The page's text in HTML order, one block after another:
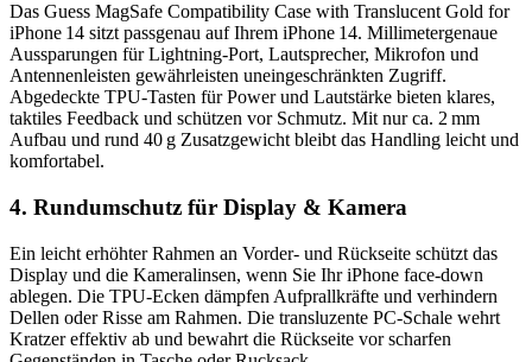
Das Guess MagSafe Compatibility Case with Translucent Gold for
iPhone 14 sitzt passgenau auf Ihrem iPhone 14. Millimetergenaue
Aussparungen für Lightning‑Port, Lautsprecher, Mikrofon und
Antennenleisten gewährleisten uneingeschränkten Zugriff.
Abgedeckte TPU‑Tasten für Power und Lautstärke bieten klares,
taktiles Feedback und schützen vor Schmutz. Mit nur ca. 2 mm
Aufbau und rund 40 g Zusatzgewicht bleibt das Handling leicht und
komfortabel.
4. Rundumschutz für Display & Kamera
Ein leicht erhöhter Rahmen an Vorder‑ und Rückseite schützt das
Display und die Kameralinsen, wenn Sie Ihr iPhone face‑down
ablegen. Die TPU‑Ecken dämpfen Aufprallkräfte und verhindern
Dellen oder Risse am Rahmen. Die transluzente PC‑Schale wehrt
Kratzer effektiv ab und bewahrt die Rückseite vor scharfen